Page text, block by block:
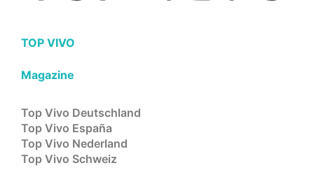
TOP VIVO
Magazine
Top Vivo Deutschland
Top Vivo España
Top Vivo Nederland
Top Vivo Schweiz